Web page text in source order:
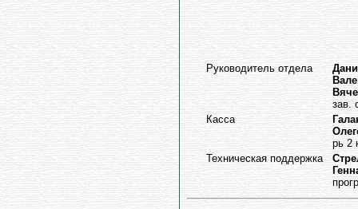
Руководитель отдела
зав.
Касса
рь 2
Техническая поддержка